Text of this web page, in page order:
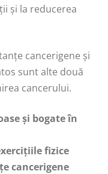
și la reducerea
cancerigene și
sunt alte două
cancerului.
și bogate în
fizice
cancerigene